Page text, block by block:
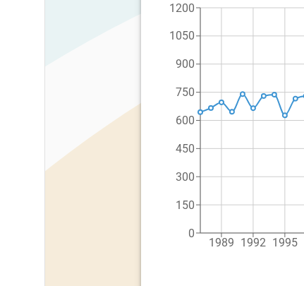
1989 1992 1995
0
150
300
450
600
750
900
1050
1200